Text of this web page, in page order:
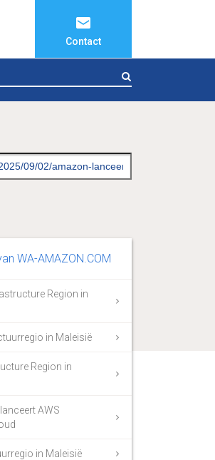
Contact
WA-AMAZON.COM
Region in
in Maleisië
Region in
AWS
in Maleisië